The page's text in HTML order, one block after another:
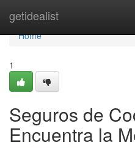
getidealist
Home
Home
1
Seguros de
Encuentra la